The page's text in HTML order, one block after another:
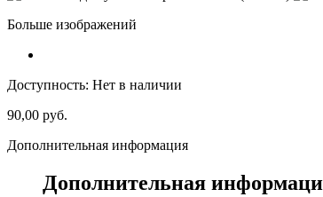
Больше изображений
Доступность: Нет в наличии
90,00 руб.
Дополнительная информация
Дополнительная